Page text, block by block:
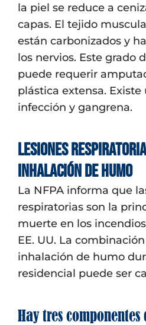
la piel se reduce a
capas. El tejido
están carbonizados y
los nervios. Este grado
puede requerir
plástica extensa.
infección y gangrena.
Lesiones
inhalación de humo
La NFPA informa que
respiratorias son la
muerte en los
EE. UU. La
inhalación de humo
residencial puede ser
Hay tres componentes